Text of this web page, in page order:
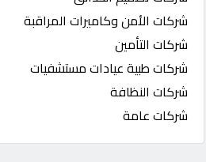
شركات الأمن وكاميرات المراقبة
شركات التأمين
شركات طبية عيادات مستشفيات
شركات النظافة
شركات عامة